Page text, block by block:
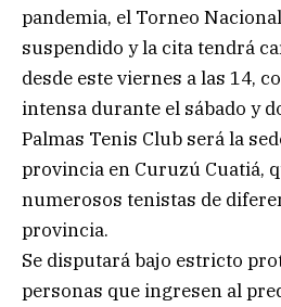
pandemia, el Torneo
suspendido y la cita tendrá
desde este viernes a las 14,
intensa durante el sábado y
Palmas Tenis Club será la
provincia en Curuzú Cuatiá,
numerosos tenistas de
provincia.
Se disputará bajo estricto
personas que ingresen al